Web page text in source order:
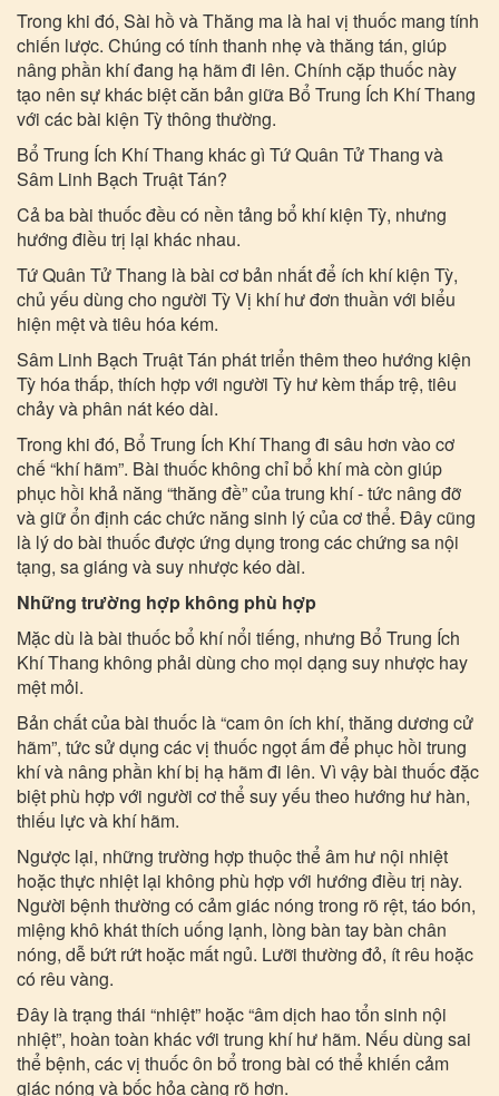
Trong khi đó, Sài hồ và Thăng ma là hai vị thuốc mang tính
chiến lược. Chúng có tính thanh nhẹ và thăng tán, giúp
nâng phần khí đang hạ hãm đi lên. Chính cặp thuốc này
tạo nên sự khác biệt căn bản giữa Bổ Trung Ích Khí Thang
với các bài kiện Tỳ thông thường.
Bổ Trung Ích Khí Thang khác gì Tứ Quân Tử Thang và
Sâm Linh Bạch Truật Tán?
Cả ba bài thuốc đều có nền tảng bổ khí kiện Tỳ, nhưng
hướng điều trị lại khác nhau.
Tứ Quân Tử Thang là bài cơ bản nhất để ích khí kiện Tỳ,
chủ yếu dùng cho người Tỳ Vị khí hư đơn thuần với biểu
hiện mệt và tiêu hóa kém.
Sâm Linh Bạch Truật Tán phát triển thêm theo hướng kiện
Tỳ hóa thấp, thích hợp với người Tỳ hư kèm thấp trệ, tiêu
chảy và phân nát kéo dài.
Trong khi đó, Bổ Trung Ích Khí Thang đi sâu hơn vào cơ
chế “khí hãm”. Bài thuốc không chỉ bổ khí mà còn giúp
phục hồi khả năng “thăng đề” của trung khí - tức nâng đỡ
và giữ ổn định các chức năng sinh lý của cơ thể. Đây cũng
là lý do bài thuốc được ứng dụng trong các chứng sa nội
tạng, sa giáng và suy nhược kéo dài.
Những trường hợp không phù hợp
Mặc dù là bài thuốc bổ khí nổi tiếng, nhưng Bổ Trung Ích
Khí Thang không phải dùng cho mọi dạng suy nhược hay
mệt mỏi.
Bản chất của bài thuốc là “cam ôn ích khí, thăng dương cử
hãm”, tức sử dụng các vị thuốc ngọt ấm để phục hồi trung
khí và nâng phần khí bị hạ hãm đi lên. Vì vậy bài thuốc đặc
biệt phù hợp với người cơ thể suy yếu theo hướng hư hàn,
thiếu lực và khí hãm.
Ngược lại, những trường hợp thuộc thể âm hư nội nhiệt
hoặc thực nhiệt lại không phù hợp với hướng điều trị này.
Người bệnh thường có cảm giác nóng trong rõ rệt, táo bón,
miệng khô khát thích uống lạnh, lòng bàn tay bàn chân
nóng, dễ bứt rứt hoặc mất ngủ. Lưỡi thường đỏ, ít rêu hoặc
có rêu vàng.
Đây là trạng thái “nhiệt” hoặc “âm dịch hao tổn sinh nội
nhiệt”, hoàn toàn khác với trung khí hư hãm. Nếu dùng sai
thể bệnh, các vị thuốc ôn bổ trong bài có thể khiến cảm
giác nóng và bốc hỏa càng rõ hơn.